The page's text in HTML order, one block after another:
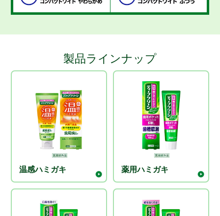
製品ラインナップ
温感ハミガキ 薬用ハミガキ